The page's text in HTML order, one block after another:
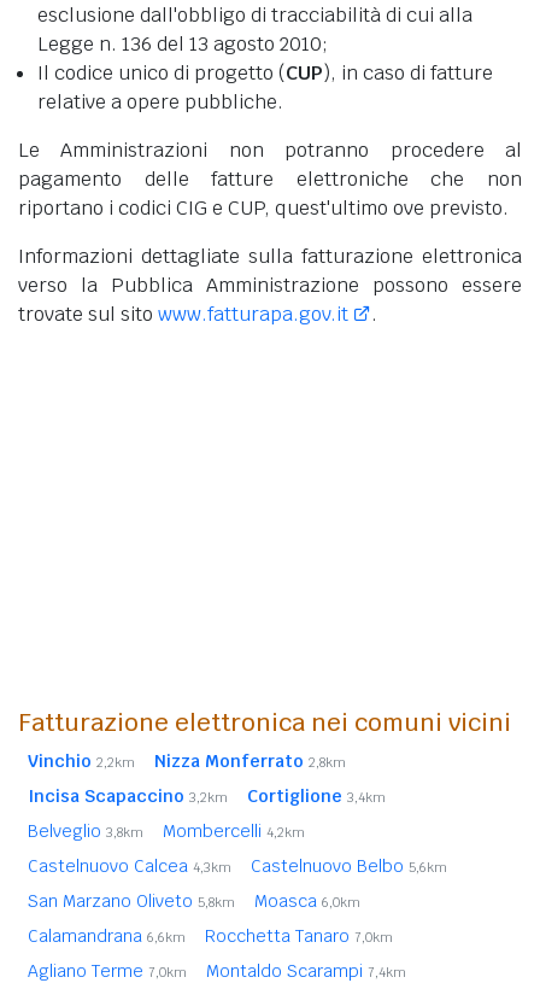
esclusione dall'obbligo di tracciabilità di cui alla
Legge n. 136 del 13 agosto 2010;
Il codice unico di progetto (CUP), in caso di fatture
relative a opere pubbliche.
Le Amministrazioni non potranno procedere al
pagamento delle fatture elettroniche che non
riportano i codici CIG e CUP, quest'ultimo ove previsto.
Informazioni dettagliate sulla fatturazione elettronica
verso la Pubblica Amministrazione possono essere
trovate sul sito www.fatturapa.gov.it .
Fatturazione elettronica nei comuni vicini
Vinchio 2,2km Nizza Monferrato 2,8km
Incisa Scapaccino 3,2km Cortiglione 3,4km
Belveglio 3,8km Mombercelli 4,2km
Castelnuovo Calcea 4,3km Castelnuovo Belbo 5,6km
San Marzano Oliveto 5,8km Moasca 6,0km
Calamandrana 6,6km Rocchetta Tanaro 7,0km
Agliano Terme 7,0km Montaldo Scarampi 7,4km